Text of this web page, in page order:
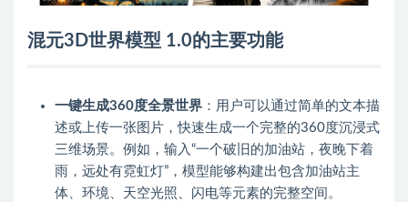
混元3D世界模型 1.0的主要功能
一键生成360度全景世界 ：用户可以通过简单的文本描
述或上传一张图片，快速生成一个完整的360度沉浸式
三维场景。例如，输入“一个破旧的加油站，夜晚下着
雨，远处有霓虹灯”，模型能够构建出包含加油站主
体、环境、天空光照、闪电等元素的完整空间。